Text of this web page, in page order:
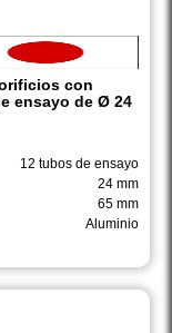
con
ensayo de Ø 24
12 tubos de ensayo
24 mm
65 mm
Aluminio